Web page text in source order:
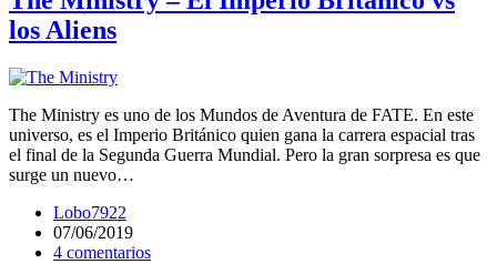
los Aliens
The Ministry es uno de los Mundos de Aventura de FATE. En este
universo, es el Imperio Británico quien gana la carrera espacial tras
el final de la Segunda Guerra Mundial. Pero la gran sorpresa es que
surge un nuevo…
Lobo7922
07/06/2019
4 comentarios